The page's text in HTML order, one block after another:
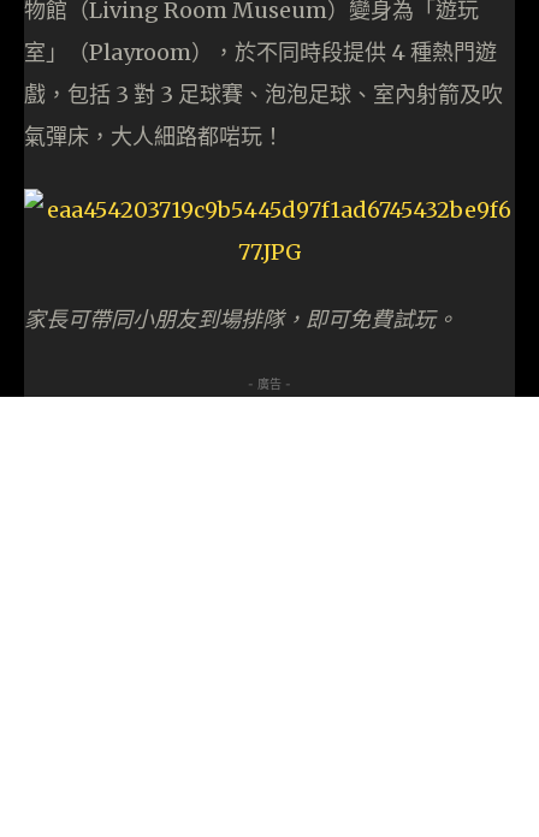
物館（Living Room Museum）變身為「遊玩
室」（Playroom），於不同時段提供 4 種熱門遊
戲，包括 3 對 3 足球賽、泡泡足球、室內射箭及吹
氣彈床，大人細路都啱玩！
家長可帶同小朋友到場排隊，即可免費試玩。
- 廣告 -